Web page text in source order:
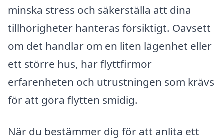
minska stress och säkerställa att dina
tillhörigheter hanteras försiktigt. Oavsett
om det handlar om en liten lägenhet eller
ett större hus, har flyttfirmor
erfarenheten och utrustningen som krävs
för att göra flytten smidig.
När du bestämmer dig för att anlita ett